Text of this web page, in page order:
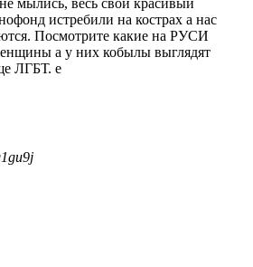
истребили на кострах а нас
Посмотрите какие на РУСИ
а у них кобылы выглядят
ЛГБТ. е